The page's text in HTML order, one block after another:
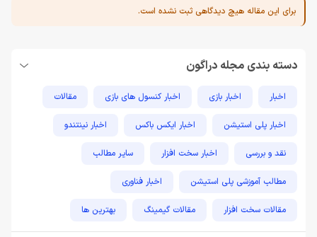
برای این مقاله هیچ دیدگاهی ثبت نشده است.
دسته بندی مجله دراگون
اخبار اخبار بازی اخبار کنسول های بازی مقالات
اخبار پلی استیشن اخبار ایکس باکس اخبار نینتندو
نقد و بررسی اخبار سخت افزار سایر مطالب
مطالب آموزشی پلی استیشن اخبار فناوری
مقالات سخت افزار مقالات گیمینگ بهترین ها